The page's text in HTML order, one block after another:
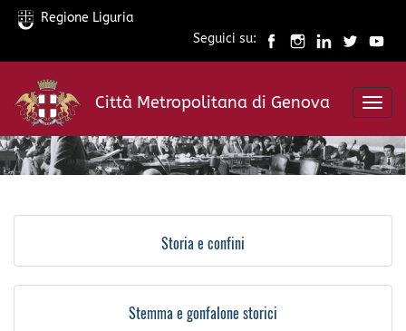
Salta
contenuto
principale
Regione Liguria
Seguici su:
Città Metropolitana di Genova
Storia e confini
Stemma e gonfalone storici